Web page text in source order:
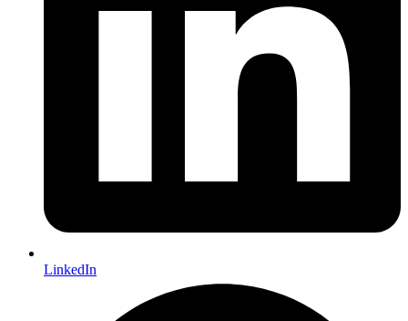
LinkedIn